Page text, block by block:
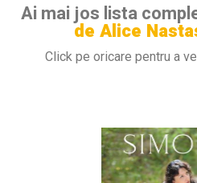
Ai mai jos lista
de Alice
Click pe oricare pentru a